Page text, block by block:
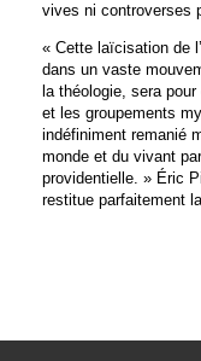
vives ni controverses
« Cette laïcisation de
dans un vaste
la théologie, sera
et les groupements
indéfiniment remanié
monde et du vivant
providentielle. » Éric
restitue parfaitement